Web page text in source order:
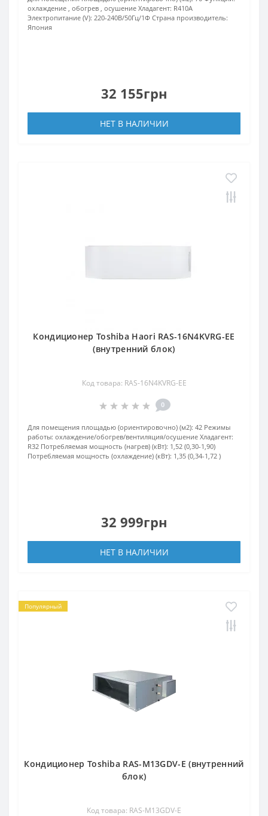
охлаждение , обогрев , осушение Хладагент: R410A
Электропитание (V): 220-240В/50Гц/1Ф Страна производитель:
Япония
32 155грн
НЕТ В НАЛИЧИИ
Кондиционер Toshiba Haori RAS-16N4KVRG-EE
(внутренний блок)
Код товара: RAS-16N4KVRG-EE
0
Для помещения площадью (ориентировочно) (м2): 42 Режимы
работы: охлаждение/обогрев/вентиляция/осушение Хладагент:
R32 Потребляемая мощность (нагрев) (кВт): 1,52 (0,30-1,90)
Потребляемая мощность (охлаждение) (кВт): 1,35 (0,34-1,72 )
32 999грн
НЕТ В НАЛИЧИИ
Популярный
Кондиционер Toshiba RAS-M13GDV-E (внутренний
блок)
Код товара: RAS-M13GDV-E